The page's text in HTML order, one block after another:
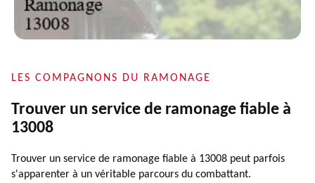
LES COMPAGNONS DU RAMONAGE
Trouver un service de ramonage fiable à
13008
Trouver un service de ramonage fiable à 13008 peut parfois
s'apparenter à un véritable parcours du combattant.